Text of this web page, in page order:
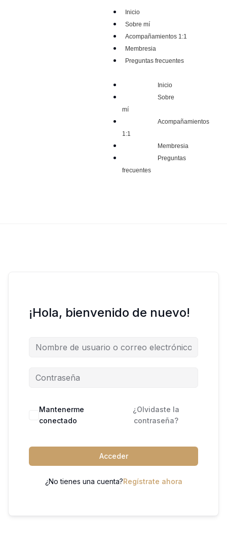
Inicio
Sobre mí
Acompañamientos 1:1
Membresia
Preguntas frecuentes
Inicio
Sobre
mí
Acompañamientos
1:1
Membresia
Preguntas
frecuentes
¡Hola, bienvenido de nuevo!
Mantenerme
conectado
¿Olvidaste la
contraseña?
Acceder
¿No tienes una cuenta?Regístrate ahora